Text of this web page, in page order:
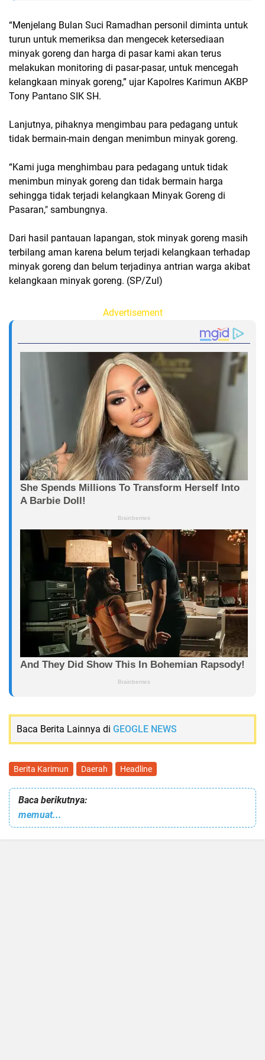
“Menjelang Bulan Suci Ramadhan personil diminta untuk
turun untuk memeriksa dan mengecek ketersediaan
minyak goreng dan harga di pasar kami akan terus
melakukan monitoring di pasar-pasar, untuk mencegah
kelangkaan minyak goreng,” ujar Kapolres Karimun AKBP
Tony Pantano SIK SH.
Lanjutnya, pihaknya mengimbau para pedagang untuk
tidak bermain-main dengan menimbun minyak goreng.
“Kami juga menghimbau para pedagang untuk tidak
menimbun minyak goreng dan tidak bermain harga
sehingga tidak terjadi kelangkaan Minyak Goreng di
Pasaran," sambungnya.
Dari hasil pantauan lapangan, stok minyak goreng masih
terbilang aman karena belum terjadi kelangkaan terhadap
minyak goreng dan belum terjadinya antrian warga akibat
kelangkaan minyak goreng. (SP/Zul)
Advertisement
Baca Berita Lainnya di GEOGLE NEWS
Berita Karimun Daerah Headline
Baca berikutnya:
memuat...